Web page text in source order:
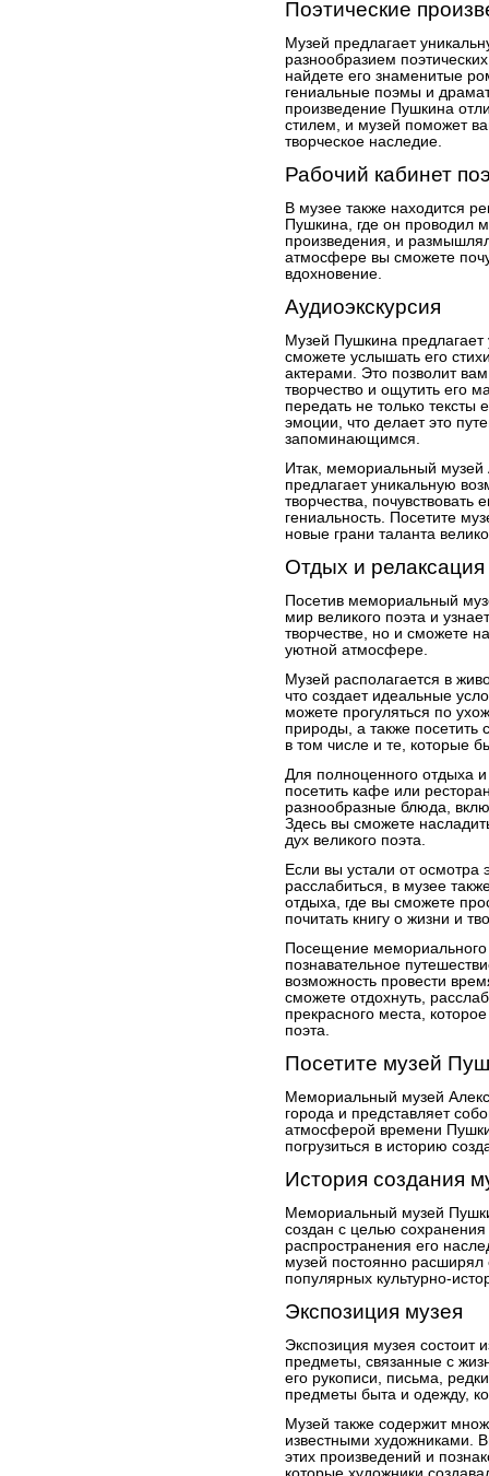
Поэтические
Музей предлагает
разнообразием
найдете его знаменитые
гениальные поэмы и
произведение Пушкина
стилем, и музей поможет
творческое наследие.
Рабочий кабинет
В музее также находится
Пушкина, где он проводил
произведения, и
атмосфере вы сможете
вдохновение.
Аудиоэкскурсия
Музей Пушкина предлагает
сможете услышать его
актерами. Это позволит
творчество и ощутить его
передать не только тексты
эмоции, что делает это
запоминающимся.
Итак, мемориальный
предлагает уникальную
творчества, почувствовать
гениальность. Посетите
новые грани таланта
Отдых и
Посетив мемориальный
мир великого поэта и
творчестве, но и сможете
уютной атмосфере.
Музей располагается в
что создает идеальные
можете прогуляться по
природы, а также посетить
в том числе и те, которые
Для полноценного отдыха
посетить кафе или
разнообразные блюда,
Здесь вы сможете
дух великого поэта.
Если вы устали от осмотра
расслабиться, в музее
отдыха, где вы сможете
почитать книгу о жизни и
Посещение мемориального
познавательное
возможность провести
сможете отдохнуть,
прекрасного места,
поэта.
Посетите музей
Мемориальный музей
города и представляет
атмосферой времени
погрузиться в историю
История создания
Мемориальный музей
создан с целью
распространения его
музей постоянно
популярных культурно-
Экспозиция музея
Экспозиция музея состоит
предметы, связанные с
его рукописи, письма,
предметы быта и одежду,
Музей также содержит
известными художниками.
этих произведений и